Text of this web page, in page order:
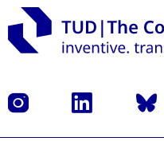
Instagram LinkedIn